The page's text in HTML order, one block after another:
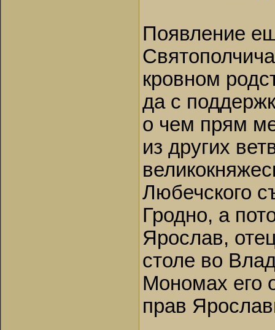
Появление
кровном
да с
о чем прям
из других
Любечского
Гродно, а
Ярослав,
столе во
Мономах его
прав